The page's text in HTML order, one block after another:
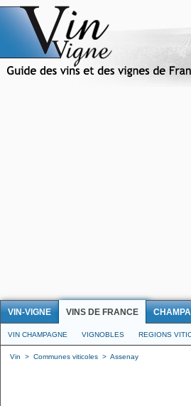
VIN-VIGNE VINS DE FRANCE
VIN CHAMPAGNE VIGNOBLES REGIONS
Vin > Communes viticoles > Assenay